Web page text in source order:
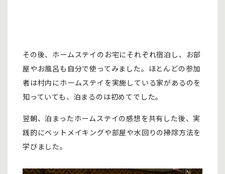
その後、ホームステイのお宅にそれぞれ宿泊し、お部
屋やお風呂も自分で使ってみました。ほとんどの参加
者は村内にホームステイを実施している家があるのを
知っていても、泊まるのは初めてでした。
翌朝、泊まったホームステイの感想を共有した後、実
践的にベットメイキングや部屋や水回りの掃除方法を
学びました。